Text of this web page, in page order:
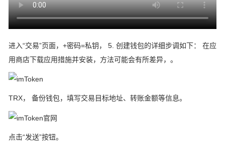
进入“交易”页面，+密码=私钥， 5. 创建钱包的详细步调如下： 在应
用商店下载应用措施并安装，方法可能会有所差异，。
TRX， 备份钱包，填写交易目标地址、转账金额等信息。
点击“发送”按钮。